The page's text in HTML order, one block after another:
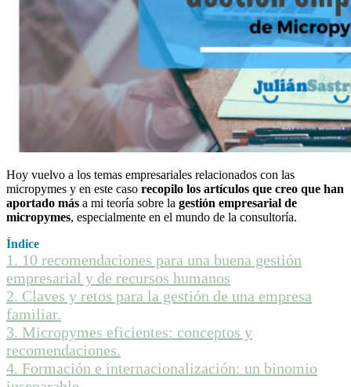
Hoy vuelvo a los temas empresariales relacionados con las
micropymes y en este caso recopilo los artículos que creo que han
aportado más a mi teoría sobre la gestión empresarial de
micropymes, especialmente en el mundo de la consultoría.
Índice
1. 10 recomendaciones para una buena gestión
empresarial y de recursos humanos
2. Claves y retos para la gestión de una empresa
familiar.
3. Micropymes eficientes: conceptos y
recomendaciones.
4. Formación e internacionalización: un binomio